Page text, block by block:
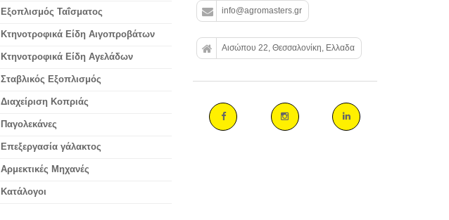
Εξοπλισμός Ταΐσματος
Κτηνοτροφικά Είδη Αιγοπροβάτων
Κτηνοτροφικά Είδη Αγελάδων
Σταβλικός Εξοπλισμός
Διαχείριση Κοπριάς
Παγολεκάνες
Επεξεργασία γάλακτος
Aρμεκτικές Μηχανές
Κατάλογοι
info@agromasters.gr
Αισώπου 22, Θεσσαλονίκη, Ελλαδα